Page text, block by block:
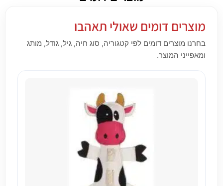
מוצרים דומים שאולי תאהבו
בחרנו מוצרים דומים לפי קטגוריה, סוג חיה, גיל, גודל, מותג
ומאפייני המוצר.